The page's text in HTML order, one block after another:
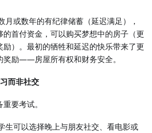
月或数年的有纪律储蓄（延迟满足），
的首付资金，可以购买梦想中的房子（更
励）。最初的牺牲和延迟的快乐带来了更
奖励——房屋所有权和财务安全。
而非社交
要考试。
生可以选择晚上与朋友社交、看电影或